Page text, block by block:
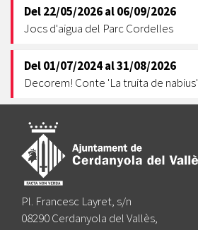
Del22/05/2026al06/09/2026
Jocs d'aigua del Parc Cordelles
Del01/07/2024al31/08/2026
Decorem! Conte 'La truita de nabius'
Pl. Francesc Layret, s/n
08290 Cerdanyola del Vallès,